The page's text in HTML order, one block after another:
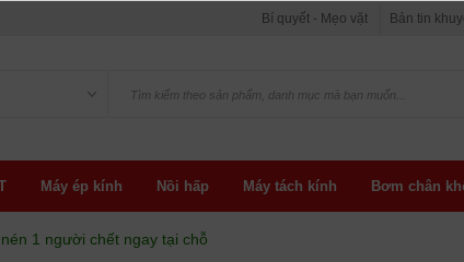
Bí quyết - Mẹo vặt Bản tin
Máy ép kính Nồi hấp Máy tách kính Bơm chân
1 người chết ngay tại chỗ